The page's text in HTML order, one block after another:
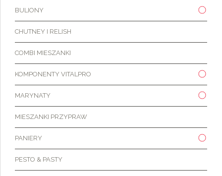
BULIONY
CHUTNEY I RELISH
COMBI MIESZANKI
KOMPONENTY VITALPRO
MARYNATY
MIESZANKI PRZYPRAW
PANIERY
PESTO & PASTY